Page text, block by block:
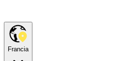
Francia